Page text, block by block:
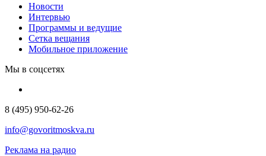
Новости
Интервью
Программы и ведущие
Сетка вещания
Мобильное приложение
Мы в соцсетях
8 (495) 950-62-26
info@govoritmoskva.ru
Реклама на радио